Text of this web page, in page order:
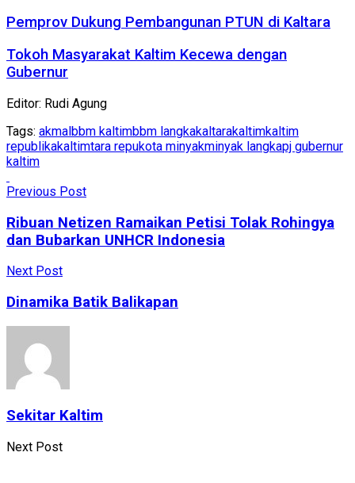
Pemprov Dukung Pembangunan PTUN di Kaltara
Tokoh Masyarakat Kaltim Kecewa dengan
Gubernur
Editor: Rudi Agung
Tags: akmalbbm kaltimbbm langkakaltarakaltimkaltim
republikakaltimtara repukota minyakminyak langkapj gubernur
kaltim
Previous Post
Ribuan Netizen Ramaikan Petisi Tolak Rohingya
dan Bubarkan UNHCR Indonesia
Next Post
Dinamika Batik Balikapan
Sekitar Kaltim
Next Post